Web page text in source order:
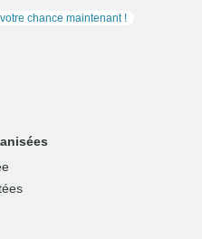
chance maintenant !